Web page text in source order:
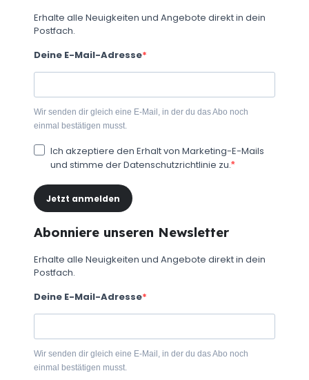
Erhalte alle Neuigkeiten und Angebote direkt in dein
Postfach.
Deine E-Mail-Adresse
Wir senden dir gleich eine E-Mail, in der du das Abo noch
einmal bestätigen musst.
Ich akzeptiere den Erhalt von Marketing-E-Mails
und stimme der Datenschutzrichtlinie zu.
Jetzt anmelden
Abonniere unseren Newsletter
Erhalte alle Neuigkeiten und Angebote direkt in dein
Postfach.
Deine E-Mail-Adresse
Wir senden dir gleich eine E-Mail, in der du das Abo noch
einmal bestätigen musst.